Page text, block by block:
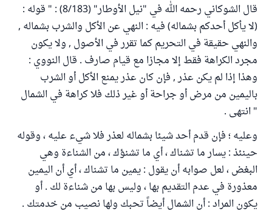
قال الشوكاني رحمه الله في "نيل الأوطار" (8/183) : " قوله :
(لا يأكل أحدكم بشماله) فيه : النهي عن الأكل والشرب بشماله ,
والنهي حقيقة في التحريم كما تقرر في الأصول , ولا يكون
مجرد الكراهة فقط إلا مجازا مع قيام صارف . قال النووي :
وهذا إذا لم يكن عذر , فإن كان عذر يمنع الأكل أو الشرب
باليمين من مرض أو جراحة أو غير ذلك فلا كراهة في الشمال
" انتهى .
وعليه ؛ فإن قدم أحد شيئا بشماله لعذر فلا شيء عليه ، وقوله
حينئذ : يسار ما تشناك ، أي ما تشنؤك ، من الشناءة وهي
البغض ، لعل صوابه أن يقول : يمين ما تشناك ، أي أن اليمين
معذورة في عدم التقديم بها ، وليس بها من شناءة لك . أو
يكون المراد : أن الشمال أيضاً تحبك ولها نصيب من خدمتك .